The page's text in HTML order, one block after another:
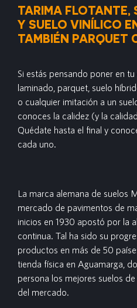
TARIMA FLOTANTE,
Y SUELO VINÍLICO
TAMBIÉN PARQUET
Si estás pensando poner en
laminado, parquet, suelo
o cualquier imitación a un
conoces la calidez (y la
Quédate hasta el final y
cada uno.
La marca alemana de suelos
mercado de pavimentos de
inicios en 1930 apostó por la
continua. Tal ha sido su
productos en más de 50
tienda física en Aguamarga,
persona los mejores suelos
del mercado.